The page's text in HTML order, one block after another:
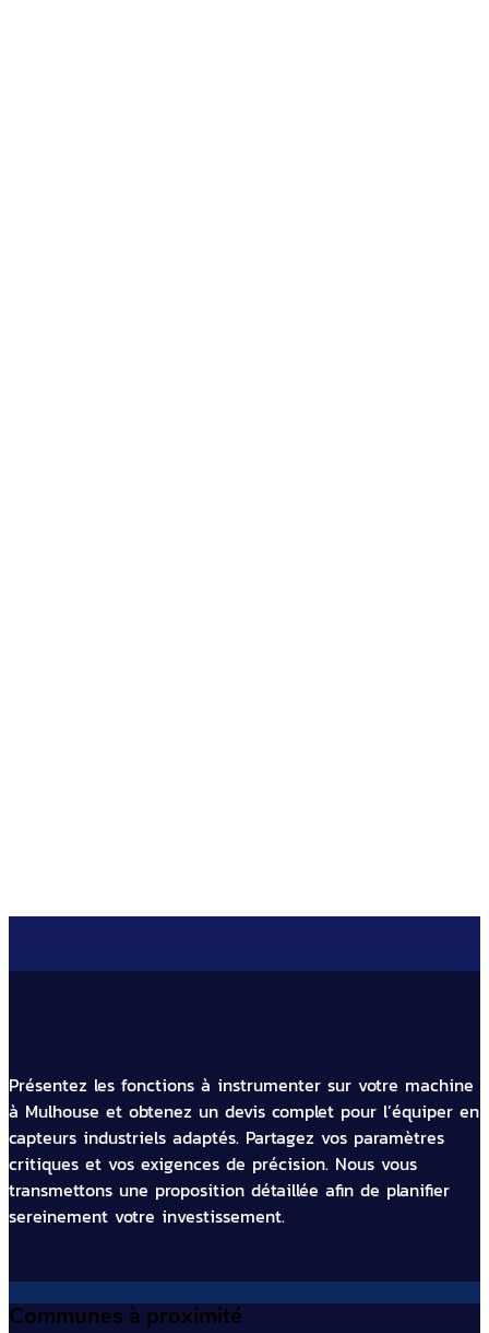
Présentez les fonctions à instrumenter sur votre machine
à Mulhouse et obtenez un devis complet pour l’équiper en
capteurs industriels adaptés. Partagez vos paramètres
critiques et vos exigences de précision. Nous vous
transmettons une proposition détaillée afin de planifier
sereinement votre investissement.
Communes à proximité